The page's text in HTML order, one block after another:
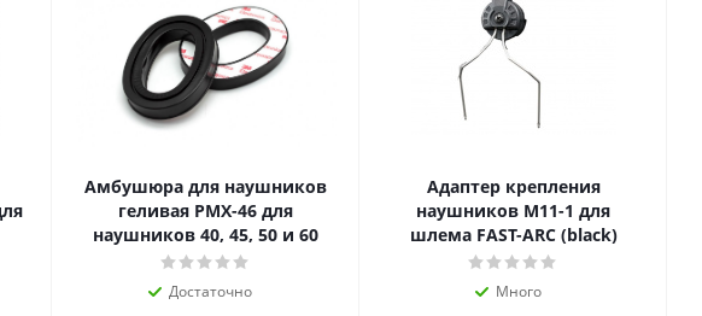
Амбушюра для наушников
геливая PMX-46 для
наушников 40, 45, 50 и 60
Достаточно
Адаптер крепления
наушников M11-1 для
шлема FAST-ARC (black)
Много